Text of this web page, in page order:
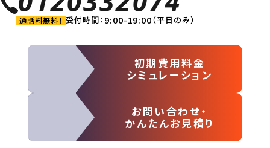
通話料無料！ 受付時間： 9:00-19:00（平日のみ）
初期費用料金
シミュレーション
お問い合わせ・
かんたんお見積り